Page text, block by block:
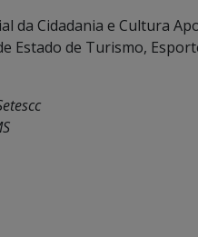
da Cidadania e Cultura
Estado de Turismo,